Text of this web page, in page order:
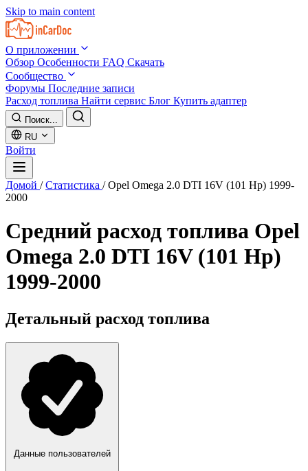
Skip to main content
О приложении
Обзор Особенности FAQ Скачать
Сообщество
Форумы Последние записи
Расход топлива Найти сервис Блог Купить адаптер
Поиск...
RU
Войти
Домой / Статистика / Opel Omega 2.0 DTI 16V (101 Hp) 1999-
2000
Средний расход топлива Opel
Omega 2.0 DTI 16V (101 Hp)
1999-2000
Детальный расход топлива
Данные пользователей